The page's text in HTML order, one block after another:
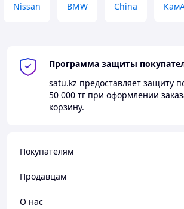
Nissan BMW China
Программа защиты
satu.kz предоставляет защиту
50 000 тг при оформлении
корзину.
Покупателям
Продавцам
О нас